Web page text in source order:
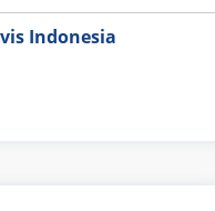
Indonesia